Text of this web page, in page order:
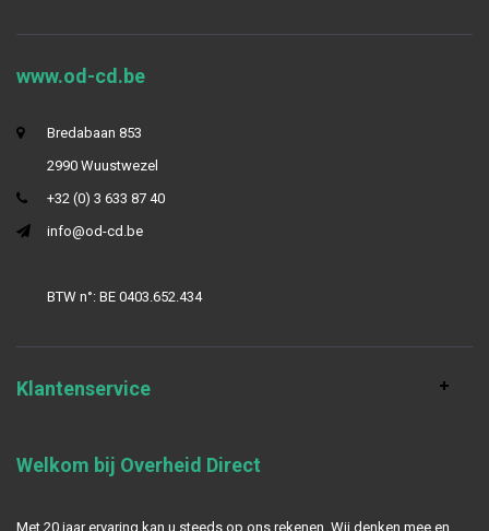
www.od-cd.be
Bredabaan 853
2990 Wuustwezel
+32 (0) 3 633 87 40
info@od-cd.be
BTW n°: BE 0403.652.434
Klantenservice
Welkom bij Overheid Direct
Met 20 jaar ervaring kan u steeds op ons rekenen. Wij denken mee en